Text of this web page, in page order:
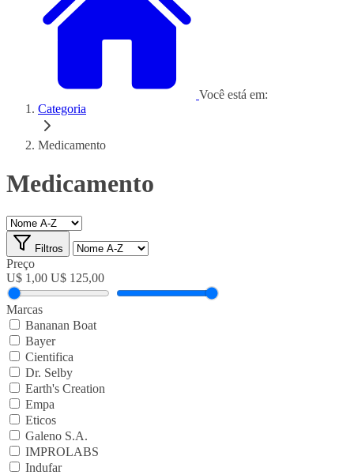
Você está em:
Categoria
Medicamento
Medicamento
Filtros
Preço
U$ 1,00 U$ 125,00
Marcas
Bananan Boat
Bayer
Cientifica
Dr. Selby
Earth's Creation
Empa
Eticos
Galeno S.A.
IMPROLABS
Indufar